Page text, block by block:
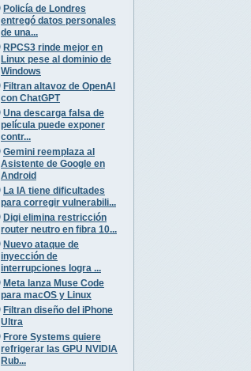
Policía de Londres
entregó datos personales
de una...
RPCS3 rinde mejor en
Linux pese al dominio de
Windows
Filtran altavoz de OpenAI
con ChatGPT
Una descarga falsa de
película puede exponer
contr...
Gemini reemplaza al
Asistente de Google en
Android
La IA tiene dificultades
para corregir vulnerabili...
Digi elimina restricción
router neutro en fibra 10...
Nuevo ataque de
inyección de
interrupciones logra ...
Meta lanza Muse Code
para macOS y Linux
Filtran diseño del iPhone
Ultra
Frore Systems quiere
refrigerar las GPU NVIDIA
Rub...